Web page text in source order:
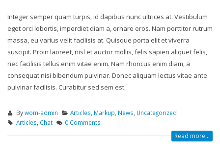
Integer semper quam turpis, id dapibus nunc ultrices at. Vestibulum
eget orci lobortis, imperdiet diam a, ornare eros. Nam porttitor rutrum
massa, eu varius velit facilisis at. Quisque porta elit et viverra
suscipit. Proin laoreet, nisl et auctor mollis, felis sapien aliquet felis,
nec facilisis tellus enim vitae enim. Nam rhoncus enim diam, a
consequat nisi bibendum pulvinar. Donec aliquam lectus vitae ante
pulvinar facilisis. Curabitur sed sem est.
Bywom-admin Articles Markup News Uncategorized
Articles Chat 0 Comments
Read more...